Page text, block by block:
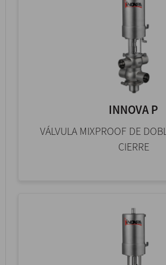
INNOVA P
VÁLVULA MIXPROOF DE
CIERRE